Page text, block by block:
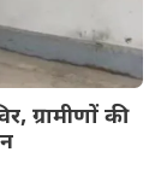
ग्रामीणों की